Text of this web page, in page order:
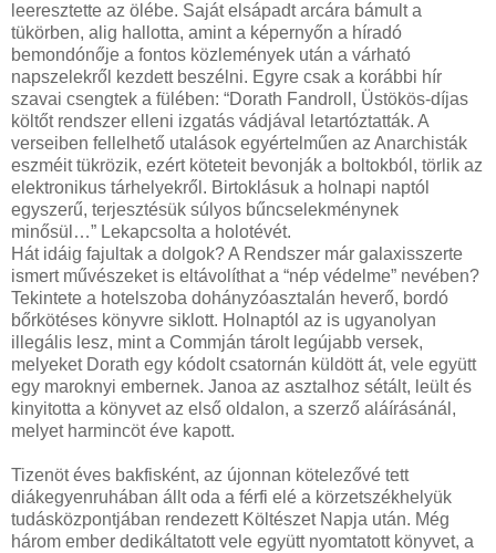
leeresztette az ölébe. Saját elsápadt arcára bámult a
tükörben, alig hallotta, amint a képernyőn a híradó
bemondónője a fontos közlemények után a várható
napszelekről kezdett beszélni. Egyre csak a korábbi hír
szavai csengtek a fülében: “Dorath Fandroll, Üstökös-díjas
költőt rendszer elleni izgatás vádjával letartóztatták. A
verseiben fellelhető utalások egyértelműen az Anarchisták
eszméit tükrözik, ezért köteteit bevonják a boltokból, törlik az
elektronikus tárhelyekről. Birtoklásuk a holnapi naptól
egyszerű, terjesztésük súlyos bűncselekménynek
minősül…” Lekapcsolta a holotévét.
Hát idáig fajultak a dolgok? A Rendszer már galaxisszerte
ismert művészeket is eltávolíthat a “nép védelme” nevében?
Tekintete a hotelszoba dohányzóasztalán heverő, bordó
bőrkötéses könyvre siklott. Holnaptól az is ugyanolyan
illegális lesz, mint a Commján tárolt legújabb versek,
melyeket Dorath egy kódolt csatornán küldött át, vele együtt
egy maroknyi embernek. Janoa az asztalhoz sétált, leült és
kinyitotta a könyvet az első oldalon, a szerző aláírásánál,
melyet harmincöt éve kapott.
Tizenöt éves bakfisként, az újonnan kötelezővé tett
diákegyenruhában állt oda a férfi elé a körzetszékhelyük
tudásközpontjában rendezett Költészet Napja után. Még
három ember dedikáltatott vele együtt nyomtatott könyvet, a